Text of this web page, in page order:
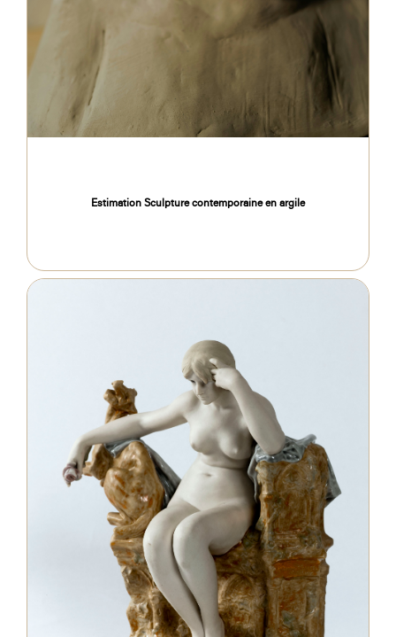
Estimation Sculpture contemporaine en argile